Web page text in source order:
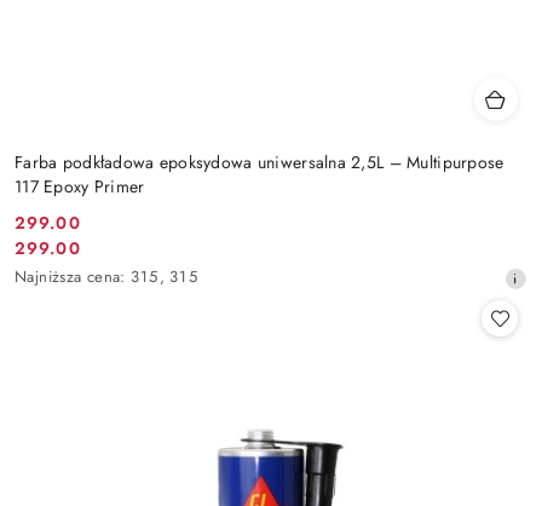
Farba podkładowa epoksydowa uniwersalna 2,5L – Multipurpose
117 Epoxy Primer
Cena
promocyjna:
299.00
Cena
promocyjna:
299.00
Najniższa
Najniższa cena: 315, 315